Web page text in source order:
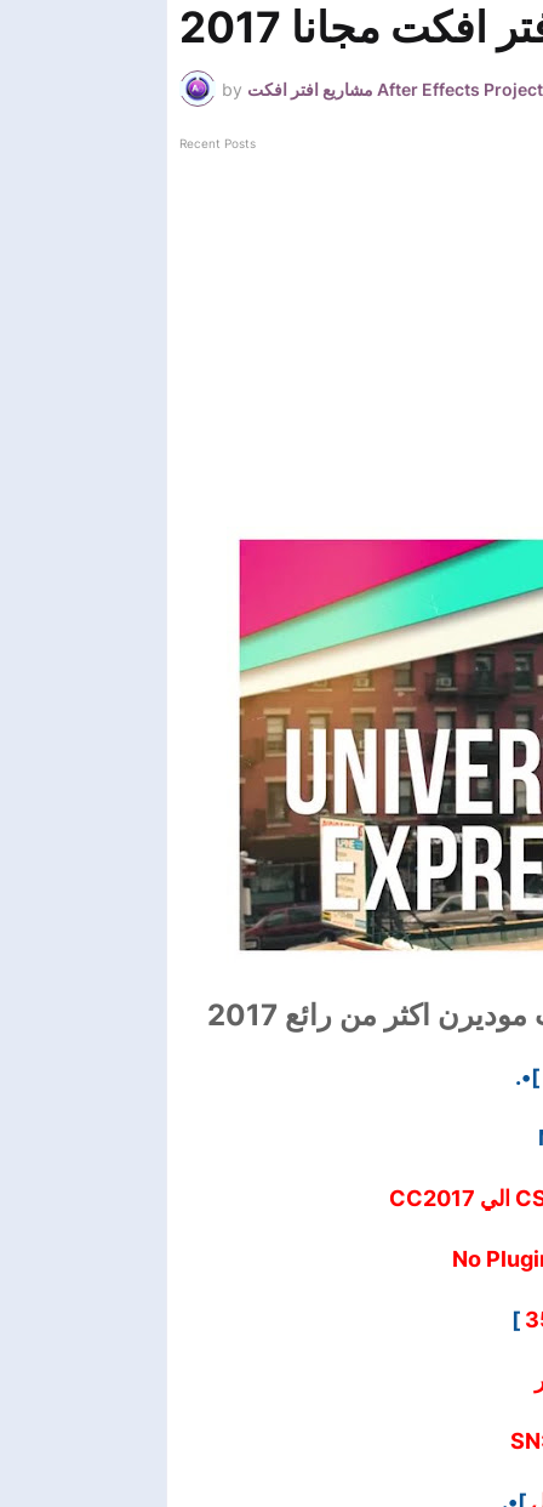
افكت مجانا 2017
by مشاريع افتر افكت After Effects Project
Recent Posts
اكثر من رائع 2017
]•.
]
]•.